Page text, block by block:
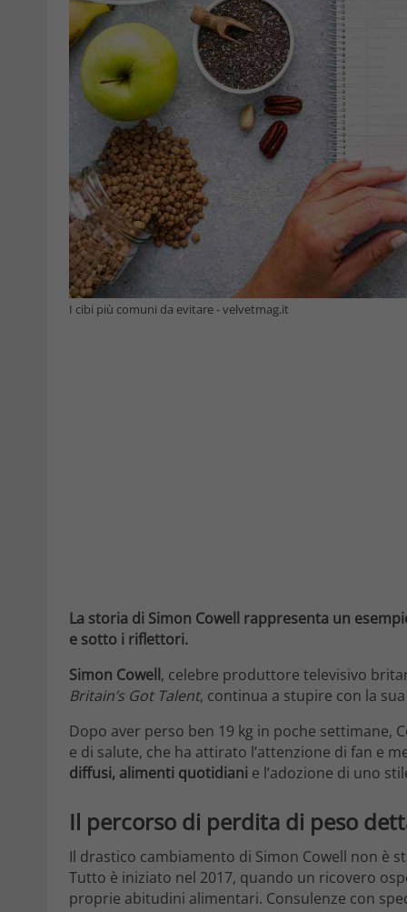
I cibi più comuni da evitare - velvetmag.it
La storia di Simon Cowell rappresenta un
e sotto i riflettori.
Simon Cowell, celebre produttore televisivo
Britain’s Got Talent, continua a stupire con la
Dopo aver perso ben 19 kg in poche settimane,
e di salute, che ha attirato l’attenzione di fan e
diffusi, alimenti quotidiani e l’adozione di uno
Il percorso di perdita di peso
Il drastico cambiamento di Simon Cowell non è
Tutto è iniziato nel 2017, quando un ricovero
proprie abitudini alimentari. Consulenze con